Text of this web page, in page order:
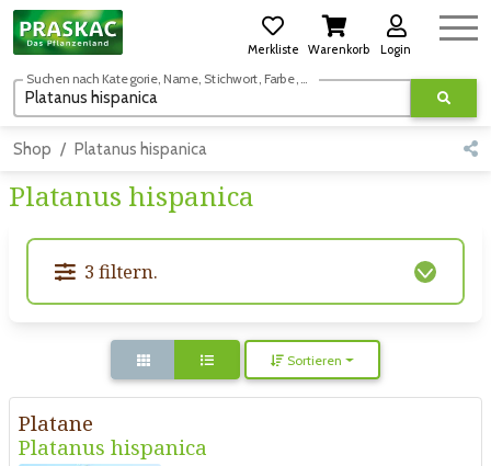
Merkliste Warenkorb Login
Suchen nach Kategorie, Name, Stichwort, Farbe, usw.
Shop Platanus hispanica
Platanus hispanica
3 filtern.
Sortieren
Platane
Platanus hispanica